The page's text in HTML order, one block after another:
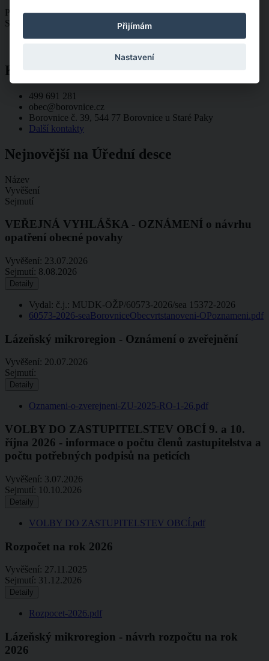
Po
8:00 - 12:00, 13:00 - 17:00
St
Kontakty
499 691 281
obec@borovnice.cz
Borovnice č. 39, 544 77 Borovnice u Staré Paky
Další kontakty
Nejnovější na Úřední desce
Název
Vyvěšení
Sejmutí
VEŘEJNÁ VYHLÁŠKA - OZNÁMENÍ o návrhu
opatření obecné povahy
Vyvěšení: 23.07.2026
Sejmutí: 8.08.2026
Detaily
Vydal: č.j.: MUDK-OŽP/60573-2026/sea 15372-2026
60573-2026-seaBorovniceObecvrtstanoveni-OPoznameni.pdf
Lázeňský mikroregion - Oznámení o zveřejnění
Vyvěšení: 20.07.2026
Sejmutí:
Detaily
Oznameni-o-zverejneni-ZU-2025-RO-1-26.pdf
VOLBY DO ZASTUPITELSTEV OBCÍ 9. a 10.
října 2026 - informace o počtu členů zastupitelstva a
počtu potřebných podpisů na peticích
Vyvěšení: 3.07.2026
Sejmutí: 10.10.2026
Detaily
VOLBY DO ZASTUPITELSTEV OBCÍ.pdf
Rozpočet na rok 2026
Vyvěšení: 27.11.2025
Sejmutí: 31.12.2026
Detaily
Rozpocet-2026.pdf
Lázeňský mikroregion - návrh rozpočtu na rok
2026
Přijímám
Nastavení